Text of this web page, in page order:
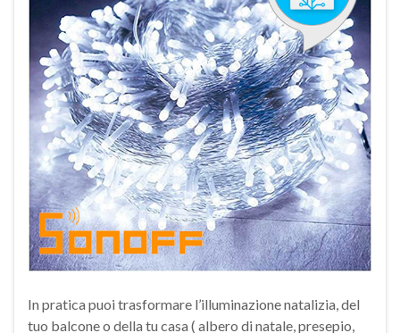
In pratica puoi trasformare l’illuminazione natalizia, del
tuo balcone o della tu casa ( albero di natale, presepio,